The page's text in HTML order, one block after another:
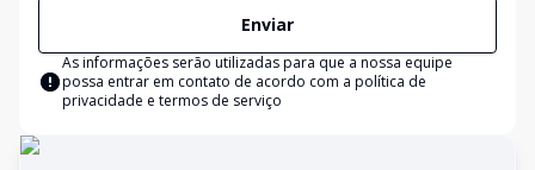
Enviar
As informações serão utilizadas para que a nossa equipe
possa entrar em contato de acordo com a política de
privacidade e termos de serviço